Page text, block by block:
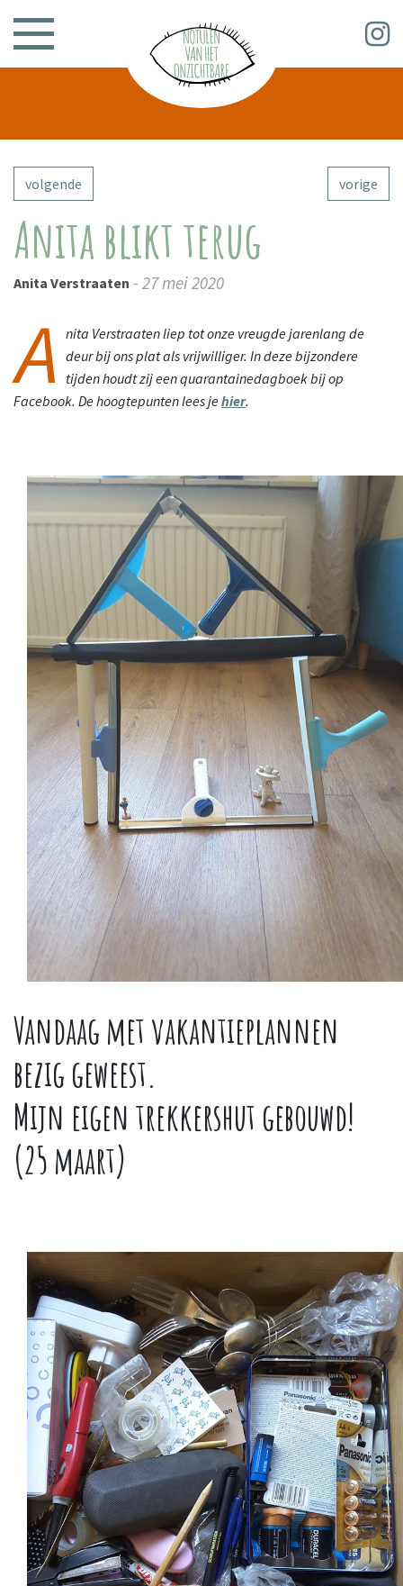
volgende vorige
Anita blikt terug
Anita Verstraaten - 27 mei 2020
A nita Verstraaten liep tot onze vreugde jarenlang de
deur bij ons plat als vrijwilliger. In deze bijzondere
tijden houdt zij een quarantainedagboek bij op
Facebook. De hoogtepunten lees jehier.
Vandaag met vakantieplannen
bezig geweest.
Mijn eigen trekkershut gebouwd!
(25 maart)